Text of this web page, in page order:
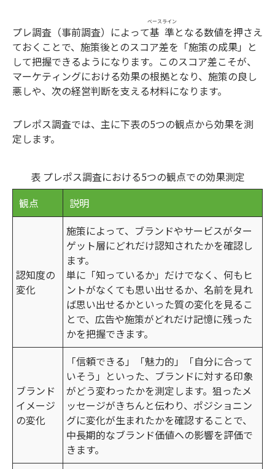
プレ調査（事前調査）によって基準
ベースライン
となる数値を押さえ
ておくことで、施策後とのスコア差を「施策の成果」と
して把握できるようになります。このスコア差こそが、
マーケティングにおける効果の根拠となり、施策の良し
悪しや、次の経営判断を支える材料になります。
プレポス調査では、主に下表の5つの観点から効果を測
定します。
表 プレポス調査における5つの観点での効果測定
観点
説明
認知度の
変化
施策によって、ブランドやサービスがター
ゲット層にどれだけ認知されたかを確認し
ます。
単に「知っているか」だけでなく、何もヒ
ントがなくても思い出せるか、名前を見れ
ば思い出せるかといった質の変化を見るこ
とで、広告や施策がどれだけ記憶に残った
かを把握できます。
ブランド
イメージ
の変化
「信頼できる」「魅力的」「自分に合って
いそう」といった、ブランドに対する印象
がどう変わったかを測定します。狙ったメ
ッセージがきちんと伝わり、ポジショニン
グに変化が生まれたかを確認することで、
中長期的なブランド価値への影響を評価で
きます。